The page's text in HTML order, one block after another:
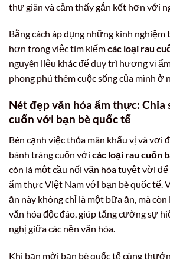
thư giãn và cảm thấy gắn kết hơn với
Bằng cách áp dụng những kinh nghiệm
hơn trong việc tìm kiếmcác loại rau
nguyên liệu khác để duy trì hương vị
phong phú thêm cuộc sống của mình ở
Nét đẹp văn hóa ẩm thực: Chia
cuốn với bạn bè quốc tế
Bên cạnh việc thỏa mãn khẩu vị và vơi
bánh tráng cuốn với các loại rau cuốn
còn là một cầu nối văn hóa tuyệt vời
ẩm thực Việt Nam với bạn bè quốc tế.
ăn này không chỉ là một bữa ăn, mà
văn hóa độc đáo, giúp tăng cường sự
nghị giữa các nền văn hóa.
Khi bạn mời bạn bè quốc tế cùng